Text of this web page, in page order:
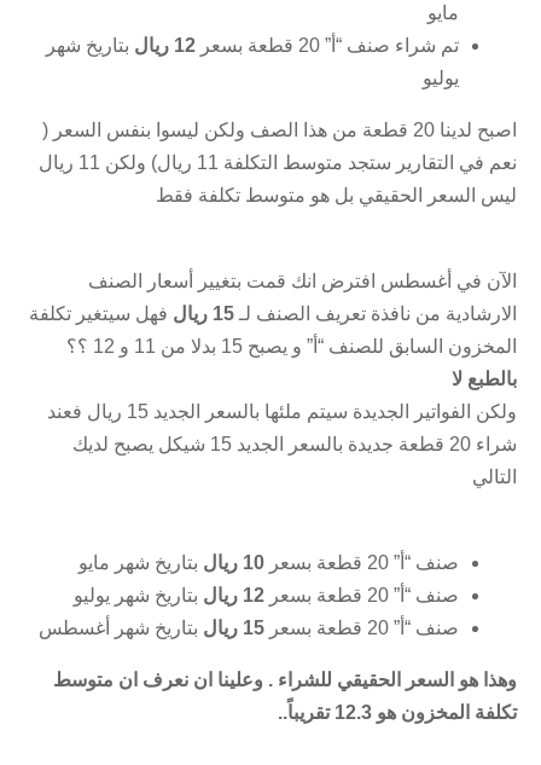
مايو
تم شراء صنف “أ” 20 قطعة بسعر
بتاريخ شهر
يوليو
اصبح لدينا 20 قطعة من هذا الصف ولكن ليسوا بنفس السعر (
نعم في التقارير ستجد متوسط التكلفة 11 ريال) ولكن 11 ريال
ليس السعر الحقيقي بل هو متوسط تكلفة فقط
الآن في أغسطس افترض انك قمت بتغيير أسعار الصنف
الارشادية من نافذة تعريف الصنف لـ15 ريال
فهل سيتغير تكلفة
المخزون السابق للصنف “أ” و يصبح 15 بدلا من 11 و 12 ؟؟
بالطبع لا
ولكن الفواتير الجديدة سيتم ملئها بالسعر الجديد 15 ريال فعند
شراء 20 قطعة جديدة بالسعر الجديد 15 شيكل يصبح لديك
التالي
صنف “أ” 20 قطعة بسعر
بتاريخ شهر مايو
صنف “أ” 20 قطعة بسعر
12 ريال
بتاريخ شهر يوليو
صنف “أ” 20 قطعة بسعر
15 ريال بتاريخ شهر أغسطس
وهذا هو السعر الحقيقي للشراء . وعلينا ان نعرف ان متوسط
تكلفة المخزون هو 12.3 تقريباً..